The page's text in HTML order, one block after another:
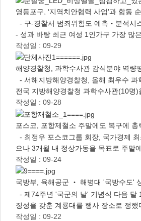
영등포구, ‘지역치안협력 사업’과 합동
- 구-경찰서 범죄위험도 예측‧분석시
- 성과 바탕 최근 여성 1인가구 가장
작성일 : 09-29
해양경찰청, 과학수사관 감식분야 역량
- 서해지방해양경찰청, 올해 최우수
전국 지방해양경찰청 과학수사관(10
작성일 : 09-28
포스코, 포항제철소 주말에도 복구에 총
- 최정우 포스코그룹 회장, 국가경제
으나 3개월 내 정상가동을 목표로 주
작성일 : 09-24
국방부, 육해공군 ‧ 해병대 '국방수도'
- 제74주년 '국군의 날' 기념식 다음
징성을 갖춘 계룡대를 행사 장소로 정
작성일 : 09-22